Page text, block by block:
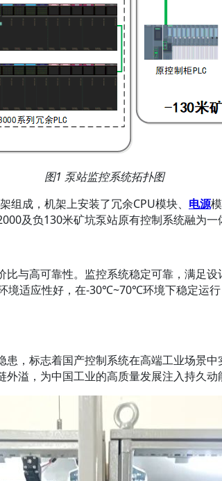
图1 泵站监控系统拓扑图
成，机架上安装了冗余CPU模块、 电源
及负130米矿坑泵站原有控制系统融为
与高可靠性。监控系统稳定可靠，满足
适应性好，在-30℃~70℃环境下稳定运
，标志着国产控制系统在高端工业场景
溢，为中国工业的高质量发展注入持久动